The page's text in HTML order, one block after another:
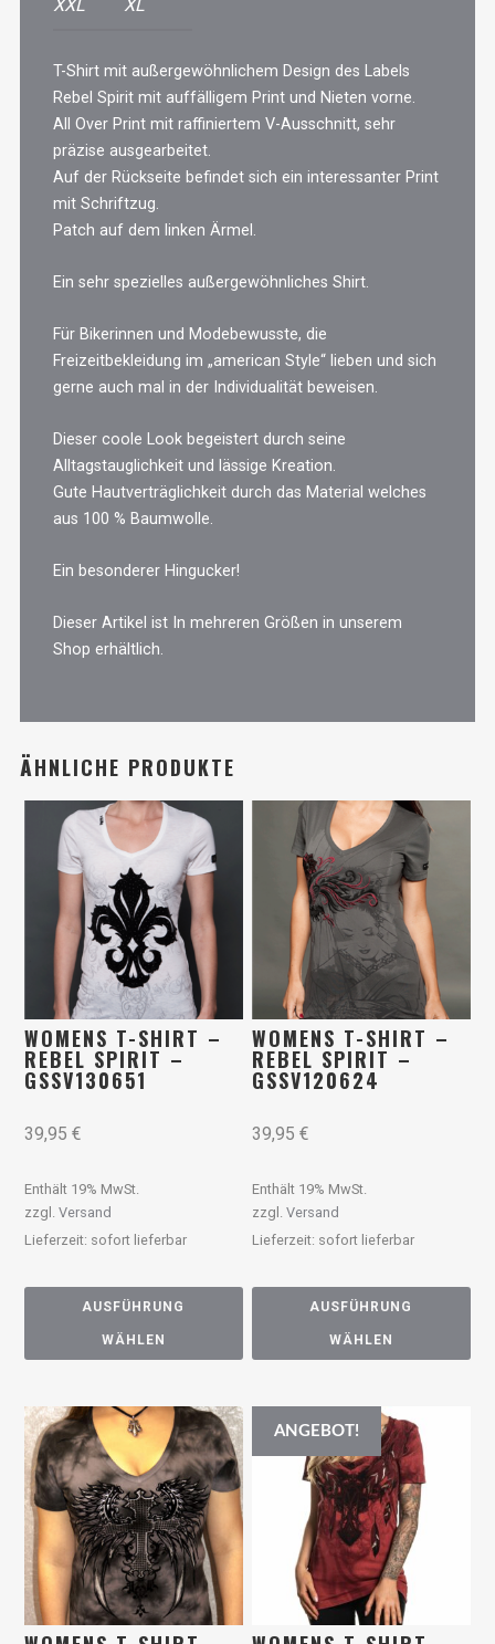
XXL XL
T-Shirt mit außergewöhnlichem Design des Labels
Rebel Spirit mit auffälligem Print und Nieten vorne.
All Over Print mit raffiniertem V-Ausschnitt, sehr
präzise ausgearbeitet.
Auf der Rückseite befindet sich ein interessanter Print
mit Schriftzug.
Patch auf dem linken Ärmel.
Ein sehr spezielles außergewöhnliches Shirt.
Für Bikerinnen und Modebewusste, die
Freizeitbekleidung im „american Style“ lieben und sich
gerne auch mal in der Individualität beweisen.
Dieser coole Look begeistert durch seine
Alltagstauglichkeit und lässige Kreation.
Gute Hautverträglichkeit durch das Material welches
aus 100 % Baumwolle.
Ein besonderer Hingucker!
Dieser Artikel ist In mehreren Größen in unserem
Shop erhältlich.
ÄHNLICHE PRODUKTE
WOMENS T-SHIRT –
REBEL SPIRIT –
GSSV130651
39,95€
Enthält 19% MwSt.
zzgl.Versand
Lieferzeit: sofort lieferbar
AUSFÜHRUNG
WÄHLEN
WOMENS T-SHIRT –
REBEL SPIRIT –
GSSV120624
39,95€
Enthält 19% MwSt.
zzgl.Versand
Lieferzeit: sofort lieferbar
AUSFÜHRUNG
WÄHLEN
ANGEBOT!